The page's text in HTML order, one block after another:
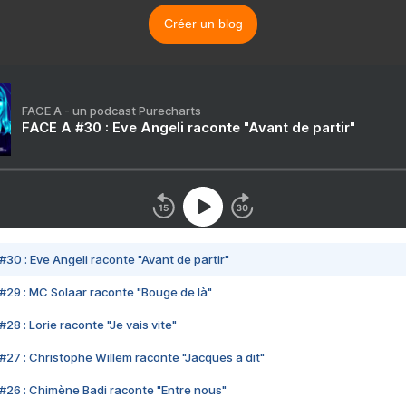
Créer un blog
FACE A - un podcast Purecharts
FACE A #30 : Eve Angeli raconte "Avant de partir"
#30 : Eve Angeli raconte "Avant de partir"
#29 : MC Solaar raconte "Bouge de là"
#28 : Lorie raconte "Je vais vite"
#27 : Christophe Willem raconte "Jacques a dit"
#26 : Chimène Badi raconte "Entre nous"